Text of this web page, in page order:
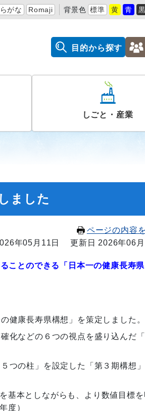
がな Romaji 背景色 標準 黄 青
目的から探す
しごと・産業
ました
ページの内容
年05月11日
更新日 2026年06
ことのできる「日本一の健康長寿
健康長寿県構想」を策定しました。
化などの６つの視点を盛り込んだ
つの柱」を設定した「第３期構想
基本としながらも、より数値目標
度）